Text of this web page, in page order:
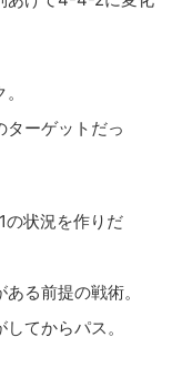
ターゲットだっ
の状況を作りだ
る前提の戦術。
てからパス。